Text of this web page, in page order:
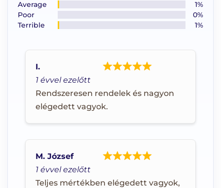
Average
1%
Poor
0%
Terrible
1%
1 évvel ezelőtt
Rendszeresen rendelek és nagyon
elégedett vagyok.
I.
1 évvel ezelőtt
Teljes mértékben elégedett vagyok,
M. József